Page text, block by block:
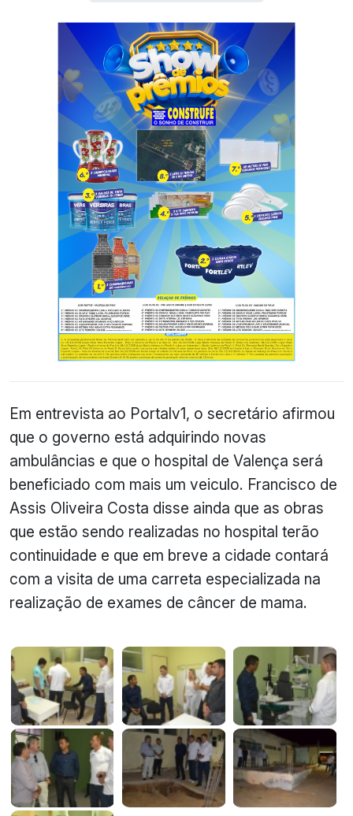
Em entrevista ao Portalv1, o secretário afirmou
que o governo está adquirindo novas
ambulâncias e que o hospital de Valença será
beneficiado com mais um veiculo. Francisco de
Assis Oliveira Costa disse ainda que as obras
que estão sendo realizadas no hospital terão
continuidade e que em breve a cidade contará
com a visita de uma carreta especializada na
realização de exames de câncer de mama.